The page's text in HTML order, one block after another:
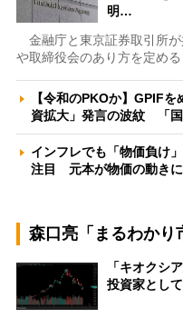
明…
金融庁と東京証券取引所
や取締役会のあり方を定め
【令和のPKOか】GPIF
資拡大」発言の波紋 「
インフレでも「物価負け
注目 元本が物価の動き
森口亮「まるわかり
「キオクシ
投資家とし